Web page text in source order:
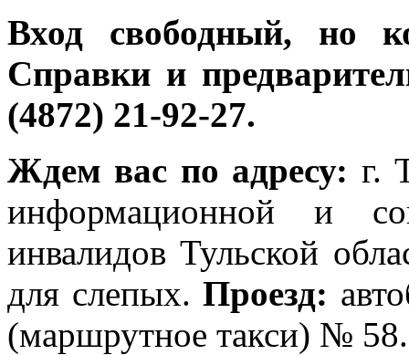
Вход свободный, но
Справки и
(4872) 21-92-27.
Ждем вас по адресу: г.
информационной и
инвалидов Тульской
для слепых. Проезд:
(маршрутное такси) №